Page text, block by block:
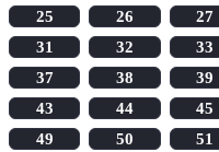
25
26 27
31
32 33
37
38 39
43
44 45
49
50 51